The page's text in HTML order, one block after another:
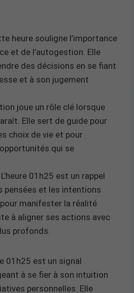
heure souligne l’importance
et de l’autogestion. Elle
des décisions en se fiant
et à son jugement
joue un rôle clé lorsque
Elle sert de guide pour
choix de vie et pour
qui se
L’heure 01h25 est un rappel
pensées et les intentions
manifester la réalité
à aligner ses actions avec
profonds.
01h25 est un signal
à se fier à son intuition
personnelles. Elle